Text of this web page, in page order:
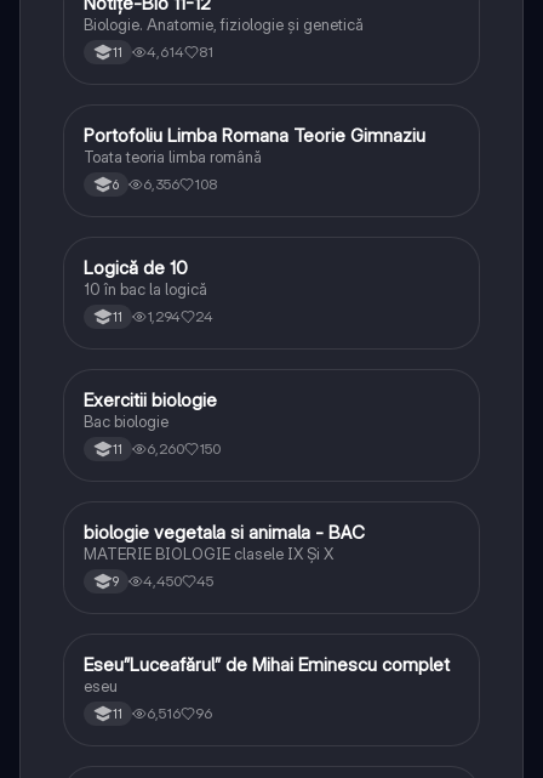
Biologie. Anatomie, fiziologie și genetică
11 4,614 81
Limba și literatura română
Portofoliu Limba Romana Teorie Gimnaziu
Toata teoria limba română
6 6,356 108
Logică
Logică de 10
10 în bac la logică
11 1,294 24
Biologie
Exercitii biologie
Bac biologie
11 6,260 150
Biologie
biologie vegetala si animala - BAC
MATERIE BIOLOGIE clasele IX Şi X
9 4,450 45
Limba și literatura română
Eseu”Luceafărul” de Mihai Eminescu complet
eseu
11 6,516 96